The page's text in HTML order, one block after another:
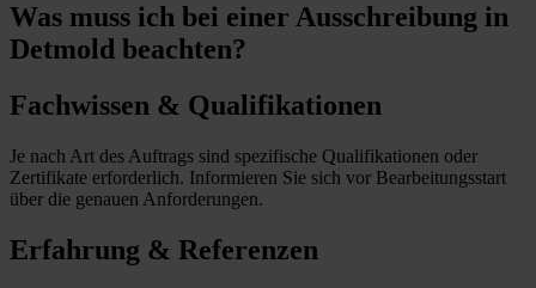
Was muss ich bei einer Ausschreibung in
Detmold beachten?
Fachwissen & Qualifikationen
Je nach Art des Auftrags sind spezifische Qualifikationen oder
Zertifikate erforderlich. Informieren Sie sich vor Bearbeitungsstart
über die genauen Anforderungen.
Erfahrung & Referenzen